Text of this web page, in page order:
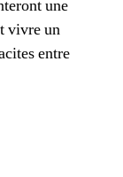
une
vivre un
entre